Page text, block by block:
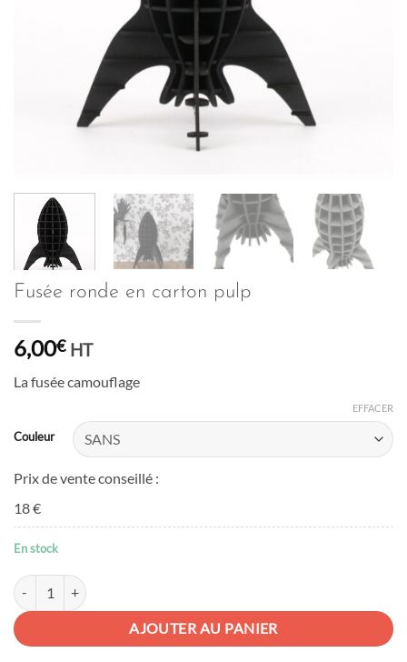
Fusée ronde en carton pulp
6,00€ HT
La fusée camouflage
Couleur
EFFACER
Prix de vente conseillé :
18 €
En stock
quantité de Fusée ronde en carton pulp
AJOUTER AU PANIER